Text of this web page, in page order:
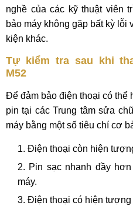
nghề của các kỹ thuật viên
bảo máy không gặp bất kỳ
kiện khác.
Tự kiểm tra sau khi
M52
Để đảm bảo điện thoại có thể
pin tại các Trung tâm sửa
máy bằng một số tiêu chí cơ
Điện thoại còn hiện
Pin sạc nhanh đầy
máy.
Điện thoại có hiện tượng